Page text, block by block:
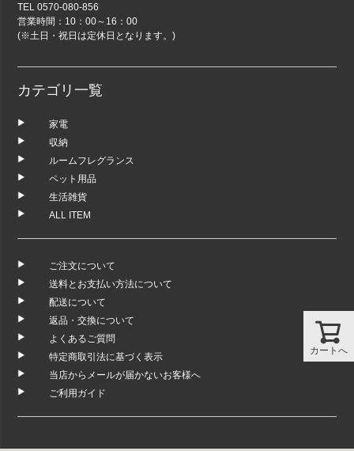
カートへ
TEL 0570-080-856
営業時間：10：00～16：00
(※土日・祝日は定休日となります。)
カテゴリ一覧
家電
収納
ルームフレグランス
ペット用品
生活雑貨
ALL ITEM
ご注文について
送料とお支払い方法について
配送について
返品・交換について
よくあるご質問
特定商取引法に基づく表示
当店からメールが届かないお客様へ
ご利用ガイド